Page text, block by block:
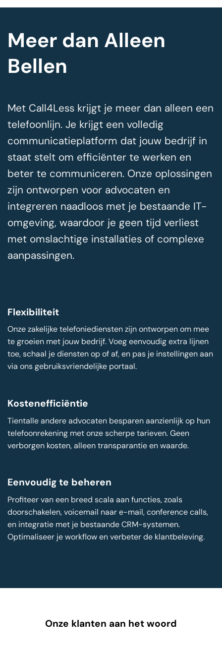
Meer dan Alleen
Bellen
Met Call4Less krijgt je meer dan alleen een
telefoonlijn. Je krijgt een volledig
communicatieplatform dat jouw bedrijf in
staat stelt om efficiënter te werken en
beter te communiceren. Onze oplossingen
zijn ontworpen voor advocaten en
integreren naadloos met je bestaande IT-
omgeving, waardoor je geen tijd verliest
met omslachtige installaties of complexe
aanpassingen.
Flexibiliteit
Onze zakelijke telefoniediensten zijn ontworpen om mee
te groeien met jouw bedrijf. Voeg eenvoudig extra lijnen
toe, schaal je diensten op of af, en pas je instellingen aan
via ons gebruiksvriendelijke portaal.
Kostenefficiëntie
Tientalle andere advocaten besparen aanzienlijk op hun
telefoonrekening met onze scherpe tarieven. Geen
verborgen kosten, alleen transparantie en waarde.
Eenvoudig te beheren
Profiteer van een breed scala aan functies, zoals
doorschakelen, voicemail naar e-mail, conference calls,
en integratie met je bestaande CRM-systemen.
Optimaliseer je workflow en verbeter de klantbeleving.
Onze klanten aan het woord